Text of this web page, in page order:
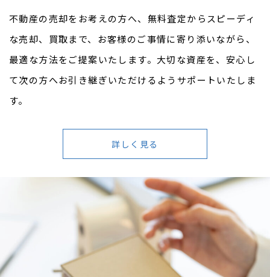
不動産の売却をお考えの方へ、無料査定からスピーディ
な売却、買取まで、お客様のご事情に寄り添いながら、
最適な方法をご提案いたします。大切な資産を、安心し
て次の方へお引き継ぎいただけるようサポートいたしま
す。
詳しく見る